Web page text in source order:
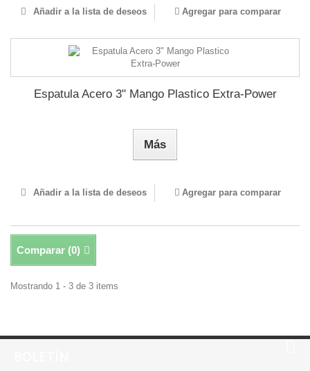
Añadir a la lista de deseos Agregar para comparar
Espatula Acero 3" Mango Plastico Extra-Power
Más
Añadir a la lista de deseos Agregar para comparar
Comparar (0)
Mostrando 1 - 3 de 3 items